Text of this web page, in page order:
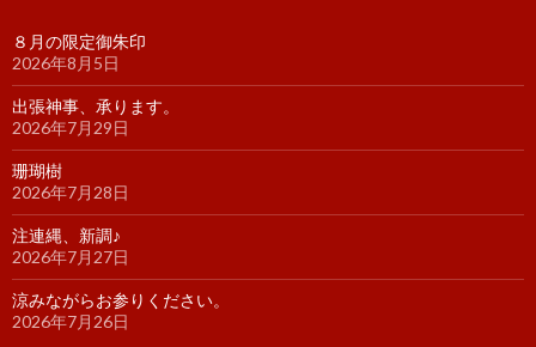
８月の限定御朱印
2026年8月5日
出張神事、承ります。
2026年7月29日
珊瑚樹
2026年7月28日
注連縄、新調♪
2026年7月27日
涼みながらお参りください。
2026年7月26日